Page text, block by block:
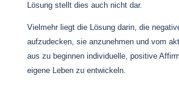
Lösung stellt dies auch nicht dar.
Vielmehr liegt die Lösung darin, die
aufzudecken, sie anzunehmen und vom
aus zu beginnen individuelle, positive
eigene Leben zu entwickeln.